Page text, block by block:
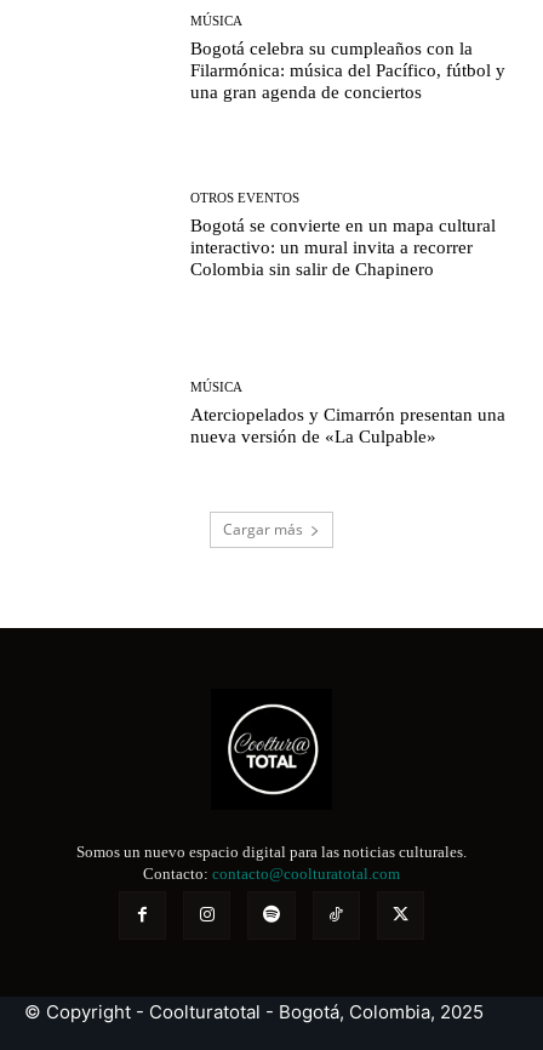
MÚSICA
Bogotá celebra su cumpleaños con la
Filarmónica: música del Pacífico, fútbol y
una gran agenda de conciertos
OTROS EVENTOS
Bogotá se convierte en un mapa cultural
interactivo: un mural invita a recorrer
Colombia sin salir de Chapinero
MÚSICA
Aterciopelados y Cimarrón presentan una
nueva versión de «La Culpable»
Cargar más
Somos un nuevo espacio digital para las noticias culturales.
Contacto: contacto@coolturatotal.com
© Copyright - Coolturatotal - Bogotá, Colombia, 2025